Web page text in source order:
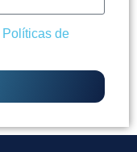
Políticas de